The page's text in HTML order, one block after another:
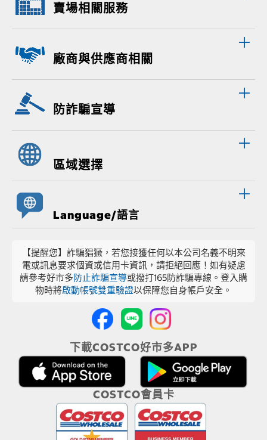
賣場相關服務
廠商與供應商相關
防詐騙宣導
區域選擇
Language/語言
【提醒您】詐騙猖獗，若您接獲任何以本公司名義不明來
電或訊息要求個資或信用卡資訊，請拒絕回應！如有疑慮
請參考好市多防止詐騙宣導或撥打165防詐騙專線。登入購
物時將啟動帳號雙重驗證以保障您自身帳戶安全。
下載COSTCO好市多APP
COSTCO會員卡